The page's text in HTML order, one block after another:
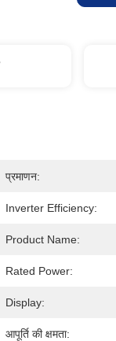
प्रमाणन:
Inverter Efficiency:
Product Name:
Rated Power:
Display:
आपूर्ति की क्षमता: